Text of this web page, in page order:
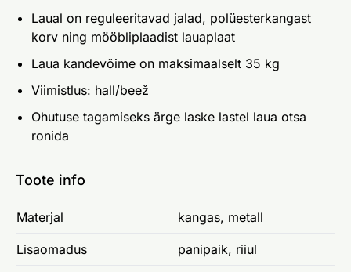
Laual on reguleeritavad jalad, polüesterkangast
korv ning mööbliplaadist lauaplaat
Laua kandevõime on maksimaalselt 35 kg
Viimistlus: hall/beež
Ohutuse tagamiseks ärge laske lastel laua otsa
ronida
Toote info
Materjal kangas, metall
Lisaomadus panipaik, riiul